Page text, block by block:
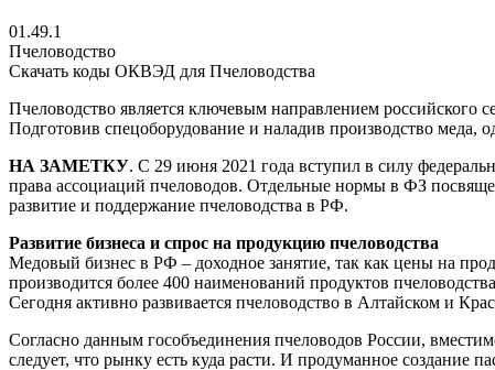
01.49.1
Пчеловодство
Скачать коды ОКВЭД для Пчеловодства
Пчеловодство является ключевым направлением российского
Подготовив спецоборудование и наладив производство меда,
НА ЗАМЕТКУ. С 29 июня 2021 года вступил в силу
права ассоциаций пчеловодов. Отдельные нормы в ФЗ
развитие и поддержание пчеловодства в РФ.
Развитие бизнеса и спрос на продукцию пчеловодства
Медовый бизнес в РФ – доходное занятие, так как цены на
производится более 400 наименований продуктов
Сегодня активно развивается пчеловодство в Алтайском и
Согласно данным гособъединения пчеловодов России,
следует, что рынку есть куда расти. И продуманное создание